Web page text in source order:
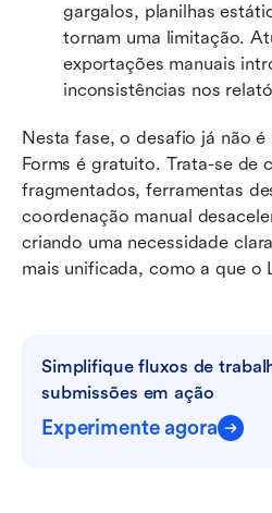
gargalos, planilhas
tornam uma limitação.
exportações manuais
inconsistências nos
Nesta fase, o desafio já não
Forms é gratuito. Trata-se de
fragmentados, ferramentas
coordenação manual
criando uma necessidade
mais unificada, como a que o
Simplifique fluxos de
submissões em ação
Experimente agora